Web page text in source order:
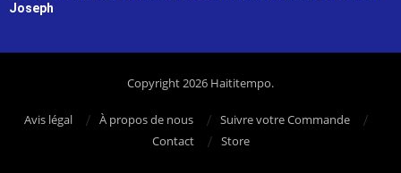
Joseph
Copyright 2026 Haititempo.
Avis légal À propos de nous
Suivre votre Commande
Contact
Store